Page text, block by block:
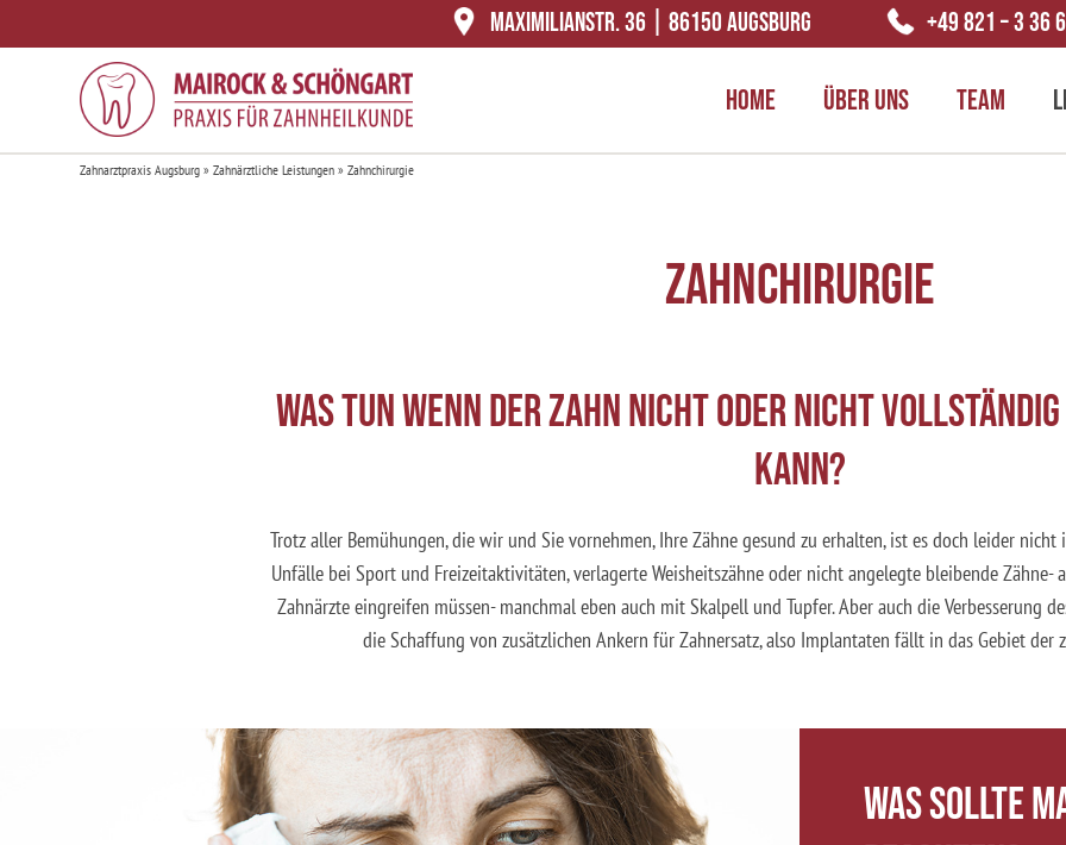
MAXIMILIANSTR. 36 | 86150 AUGSBURG +49 821 – 3 36
HOME ÜBER UNS TEAM
Zahnarztpraxis Augsburg »Zahnärztliche Leistungen »Zahnchirurgie
Zahnchirurgie
Was tun wenn der Zahn nicht oder nicht
kann?
Trotz aller Bemühungen, die wir und Sie vornehmen, Ihre Zähne gesund zu erhalten, ist es doch leider
Unfälle bei Sport und Freizeitaktivitäten, verlagerte Weisheitszähne oder nicht angelegte bleibende Zähne-
Zahnärzte eingreifen müssen- manchmal eben auch mit Skalpell und Tupfer. Aber auch die Verbesserung
die Schaffung von zusätzlichen Ankern für Zahnersatz, also Implantaten fällt in das Gebiet der
Was sollte